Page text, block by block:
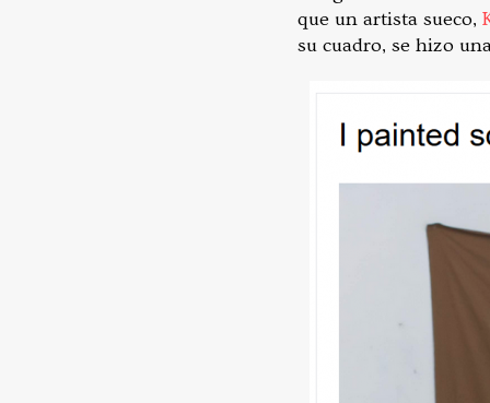
que un artista sueco,
su cuadro, se hizo